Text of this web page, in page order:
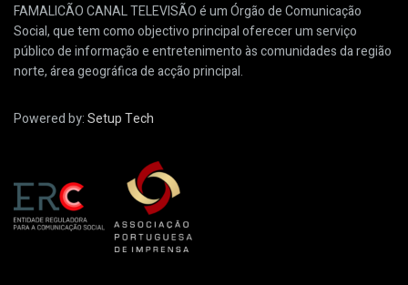
FAMALICÃO CANAL TELEVISÃO é um Órgão de Comunicação
Social, que tem como objectivo principal oferecer um serviço
público de informação e entretenimento às comunidades da região
norte, área geográfica de acção principal.
Powered by:Setup Tech